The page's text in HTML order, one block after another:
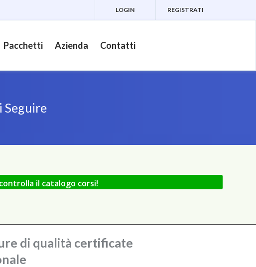
LOGIN REGISTRATI
Pacchetti Azienda Contatti
Seguire
il catalogo corsi!
di qualità certificate